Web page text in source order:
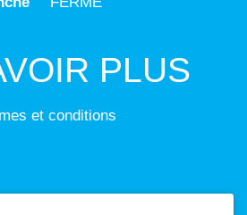
PLUS
et conditions